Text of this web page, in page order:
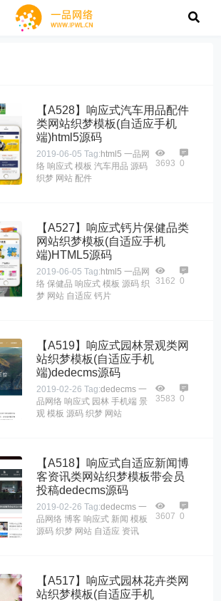
【A528】响应式汽车用品配件
类网站织梦模板(自适应手机
端)html5源码
2019-06-05 Tag: html5 一品网
络 响应式 模板 汽车用品 源码
织梦 网站 配件
3693 0
【A527】响应式钙片保健品类
网站织梦模板(自适应手机
端)HTML5源码
2019-06-05 Tag: html5 一品网
络 保健品 响应式 模板 源码 织
梦 网站 自适应 钙片
3162 0
【A519】响应式园林景观类网
站织梦模板(自适应手机
端)dedecms源码
2019-02-26 Tag:dedecms 一
品网络 响应式 园林 手机端 景
观 模板 源码 织梦 网站
3583 0
【A518】响应式自适应新闻博
客资讯类网站织梦模板带会员
投稿dedecms源码
2019-02-26 Tag:dedecms 一
品网络 博客 响应式 新闻 模板
源码 织梦 网站 自适应 资讯
3607 0
【A517】响应式园林花卉类网
站织梦模板(自适应手机